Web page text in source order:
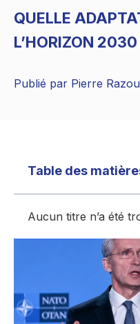
QUELLE
L’HORIZON 2030
Publié par Pierre
Table des
Aucun titre n’a été